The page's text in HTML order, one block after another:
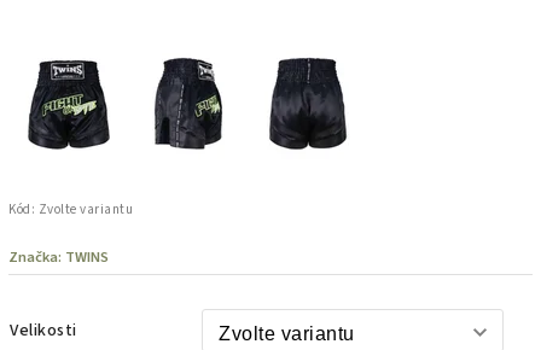
Kód: Zvolte variantu
Značka: TWINS
Velikosti